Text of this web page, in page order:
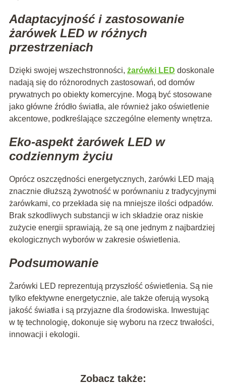
Adaptacyjność i zastosowanie
żarówek LED w różnych
przestrzeniach
Dzięki swojej wszechstronności, żarówki LED doskonale
nadają się do różnorodnych zastosowań, od domów
prywatnych po obiekty komercyjne. Mogą być stosowane
jako główne źródło światła, ale również jako oświetlenie
akcentowe, podkreślające szczególne elementy wnętrza.
Eko-aspekt żarówek LED w
codziennym życiu
Oprócz oszczędności energetycznych, żarówki LED mają
znacznie dłuższą żywotność w porównaniu z tradycyjnymi
żarówkami, co przekłada się na mniejsze ilości odpadów.
Brak szkodliwych substancji w ich składzie oraz niskie
zużycie energii sprawiają, że są one jednym z najbardziej
ekologicznych wyborów w zakresie oświetlenia.
Podsumowanie
Żarówki LED reprezentują przyszłość oświetlenia. Są nie
tylko efektywne energetycznie, ale także oferują wysoką
jakość światła i są przyjazne dla środowiska. Inwestując
w tę technologię, dokonuje się wyboru na rzecz trwałości,
innowacji i ekologii.
Zobacz także: